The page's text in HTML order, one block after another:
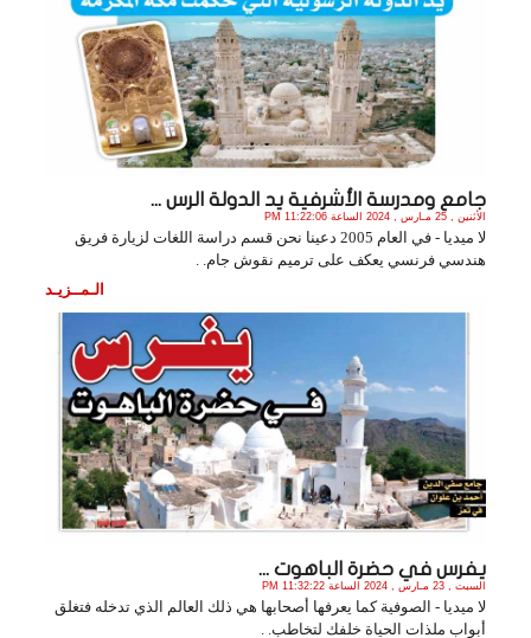
جامع ومدرسة الأشرفية يد الدولة الرس ...
الأثنين , 25 مـارس , 2024 الساعة 11:22:06 PM
لا ميديا - في العام 2005 دعينا نحن قسم دراسة اللغات لزيارة فريق
هندسي فرنسي يعكف على ترميم نقوش جام. .
الـمــزيـد
يفرس في حضرة الباهوت ...
السبت , 23 مـارس , 2024 الساعة 11:32:22 PM
لا ميديا - الصوفية كما يعرفها أصحابها هي ذلك العالم الذي تدخله فتغلق
أبواب ملذات الحياة خلفك لتخاطب. .